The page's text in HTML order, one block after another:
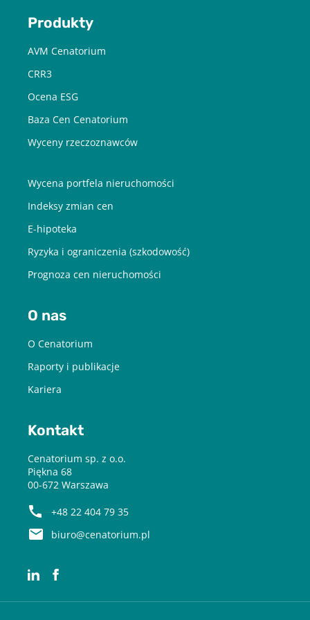
Produkty
AVM Cenatorium
CRR3
Ocena ESG
Baza Cen Cenatorium
Wyceny rzeczoznawców
Wycena portfela nieruchomości
Indeksy zmian cen
E-hipoteka
Ryzyka i ograniczenia (szkodowość)
Prognoza cen nieruchomości
O nas
O Cenatorium
Raporty i publikacje
Kariera
Kontakt
Cenatorium sp. z o.o.
Piękna 68
00-672 Warszawa
+48 22 404 79 35
biuro@cenatorium.pl